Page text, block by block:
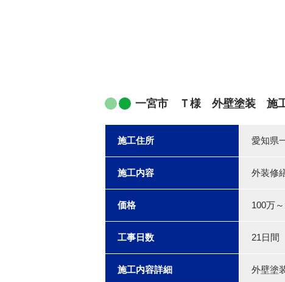
一宮市 Ｔ様 外壁塗装 施
施工住所 愛知県
施工内容 外装修
価格 100万
工事日数 21日間
施工内容詳細 外壁塗